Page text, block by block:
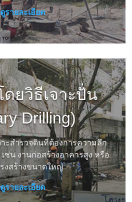
ดูรายละเอียด
ดยวิธีเจาะปั่น
Drilling)
าะสำรวจดินที่ต้องการความลึก
ช่น งานก่อสร้างอาคารสูง หรือ
งสร้างขนาดใหญ่
ดูรายละเอียด